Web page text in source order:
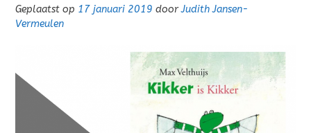
Geplaatst op 17 januari 2019 doorJudith Jansen-
Vermeulen